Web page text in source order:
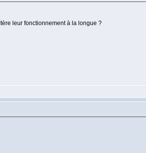
leur fonctionnement à la longue ?